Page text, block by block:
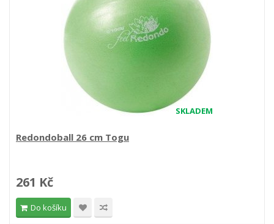
SKLADEM
Redondoball 26 cm Togu
261 Kč
Do košíku